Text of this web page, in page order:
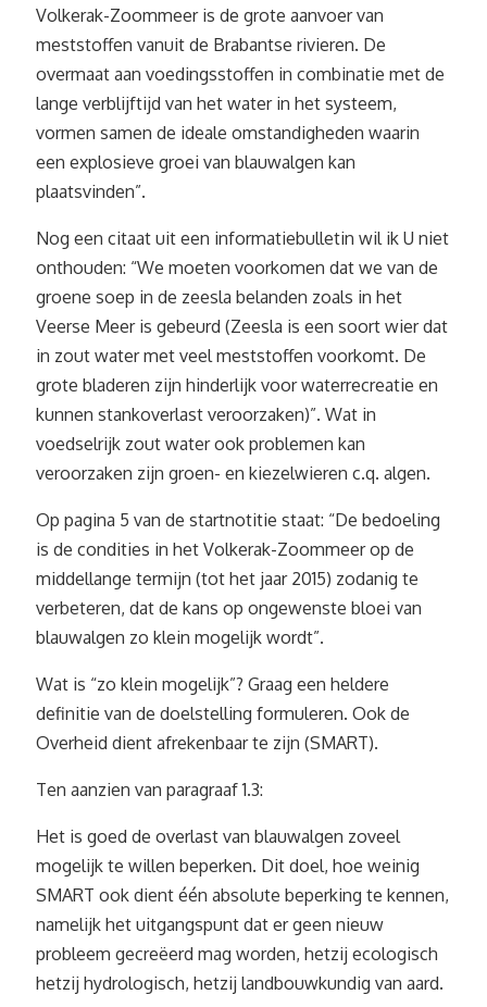
Volkerak-Zoommeer is de grote aanvoer van
meststoffen vanuit de Brabantse rivieren. De
overmaat aan voedingsstoffen in combinatie met de
lange verblijftijd van het water in het systeem,
vormen samen de ideale omstandigheden waarin
een explosieve groei van blauwalgen kan
plaatsvinden”.
Nog een citaat uit een informatiebulletin wil ik U niet
onthouden: “We moeten voorkomen dat we van de
groene soep in de zeesla belanden zoals in het
Veerse Meer is gebeurd (Zeesla is een soort wier dat
in zout water met veel meststoffen voorkomt. De
grote bladeren zijn hinderlijk voor waterrecreatie en
kunnen stankoverlast veroorzaken)”. Wat in
voedselrijk zout water ook problemen kan
veroorzaken zijn groen- en kiezelwieren c.q. algen.
Op pagina 5 van de startnotitie staat: “De bedoeling
is de condities in het Volkerak-Zoommeer op de
middellange termijn (tot het jaar 2015) zodanig te
verbeteren, dat de kans op ongewenste bloei van
blauwalgen zo klein mogelijk wordt”.
Wat is “zo klein mogelijk”? Graag een heldere
definitie van de doelstelling formuleren. Ook de
Overheid dient afrekenbaar te zijn (SMART).
Ten aanzien van paragraaf 1.3:
Het is goed de overlast van blauwalgen zoveel
mogelijk te willen beperken. Dit doel, hoe weinig
SMART ook dient één absolute beperking te kennen,
namelijk het uitgangspunt dat er geen nieuw
probleem gecreëerd mag worden, hetzij ecologisch
hetzij hydrologisch, hetzij landbouwkundig van aard.